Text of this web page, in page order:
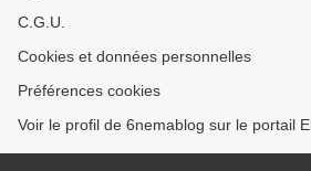
C.G.U.
Cookies et données personnelles
Préférences cookies
Voir le profil de 6nemablog sur le portail